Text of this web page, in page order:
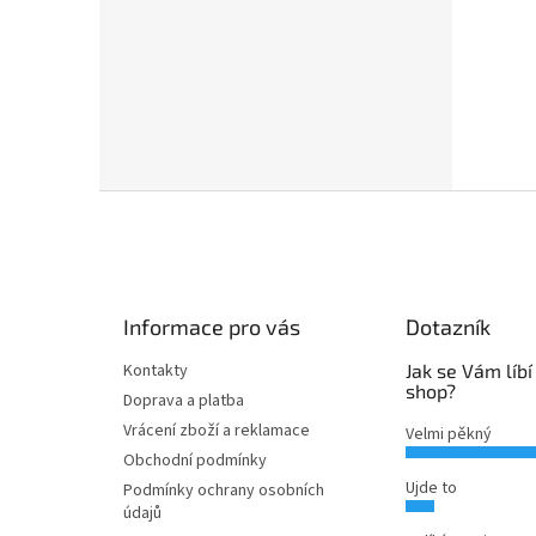
Informace pro vás
Kontakty
Doprava a platba
Vrácení zboží a reklamace
Obchodní podmínky
Podmínky ochrany osobních
údajů
Dotazník
Jak se Vám
shop?
Velmi pěkný
Ujde to